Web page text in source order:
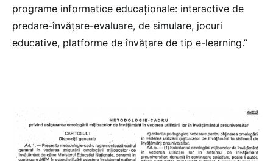
programe informatice educaționale: interactive de
predare-învățare-evaluare, de simulare, jocuri
educative, platforme de învățare de tip e-learning.”